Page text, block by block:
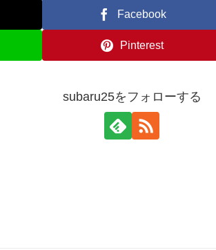
Facebook
Pinterest
subaru25をフォローする